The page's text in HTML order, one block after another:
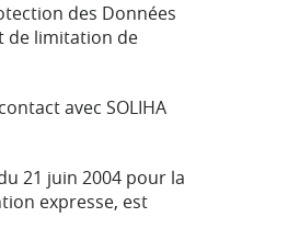
des Données
de limitation de
avec SOLIHA
21 juin 2004 pour la
expresse, est